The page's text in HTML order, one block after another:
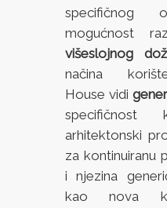
mogućnost
višeslojnog
načina
House vidi
arhitektonski
za kontinuiranu
i njezina
kao nova